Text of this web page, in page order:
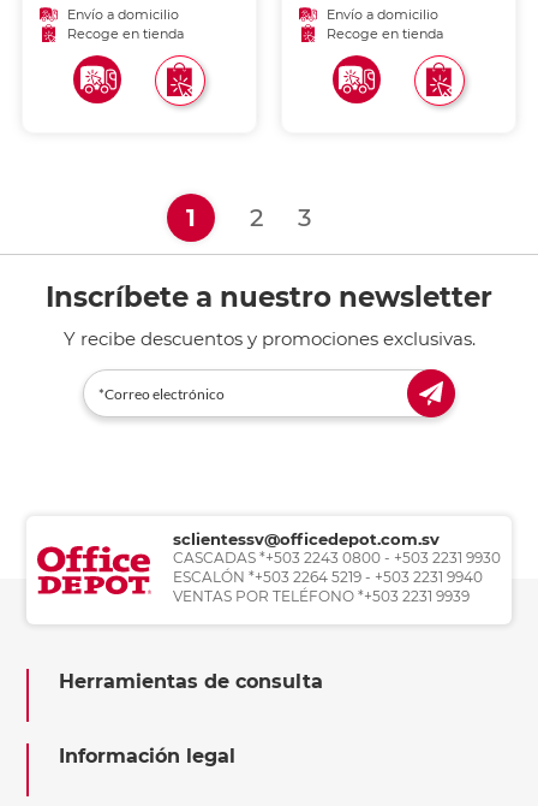
Envío a domicilio
Recoge en tienda
Envío a domicilio
Recoge en tienda
1 (current)
2 3
Inscríbete a nuestro newsletter
Y recibe descuentos y promociones exclusivas.
sclientessv@officedepot.com.sv
CASCADAS *+503 2243 0800 - +503 2231 9930
ESCALÓN *+503 2264 5219 - +503 2231 9940
VENTAS POR TELÉFONO *+503 2231 9939
Herramientas de consulta
Información legal